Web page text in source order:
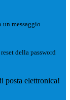
un messaggio
della password
posta elettronica!